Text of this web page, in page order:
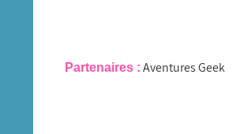
Partenaires : Aventures Geek